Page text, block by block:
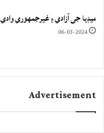
ميڊيا جي آزادي ۽ غيرجمھوري وادي
06-03-2024
Advertisement